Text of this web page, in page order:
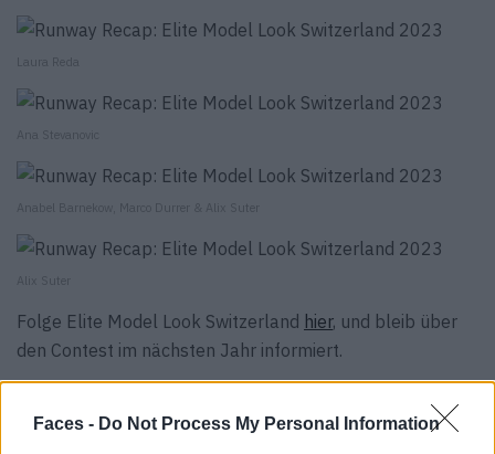
Faces - Do Not Process My Personal Information
Laura Reda
Ana Stevanovic
Anabel Barnekow, Marco Durrer & Alix Suter
Alix Suter
Folge Elite Model Look Switzerland hier, und bleib über
den Contest im nächsten Jahr informiert.
versuchen?Hierzeigen wir dir, wie es geht.